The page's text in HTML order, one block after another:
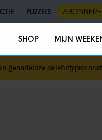
PUZZELS
SHOP MIJN